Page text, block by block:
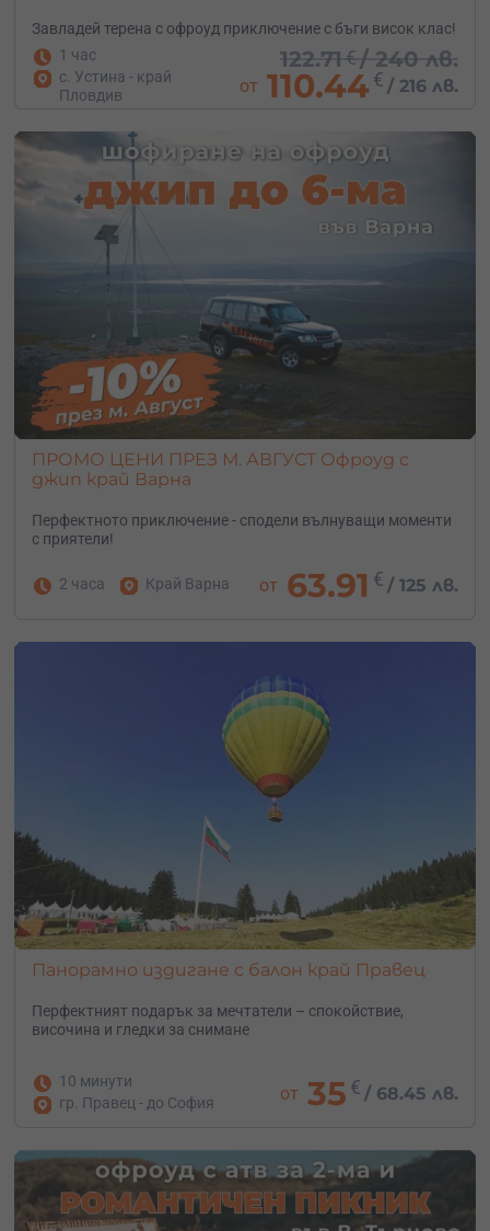
Завладей терена с офроуд приключение с бъги висок клас!
1 час
с. Устина - край
Пловдив
122.71 € / 240 лв.
от 110.44€ /216 лв.
ПРОМО ЦЕНИ ПРЕЗ М. АВГУСТ Офроуд с
джип край Варна
Перфектното приключение - сподели вълнуващи моменти
с приятели!
2 часа Край Варна от 63.91 € /125 лв.
Панорамно издигане с балон край Правец
Перфектният подарък за мечтатели – спокойствие,
височина и гледки за снимане
10 минути
гр. Правец - до София
от 35 € / 68.45 лв.